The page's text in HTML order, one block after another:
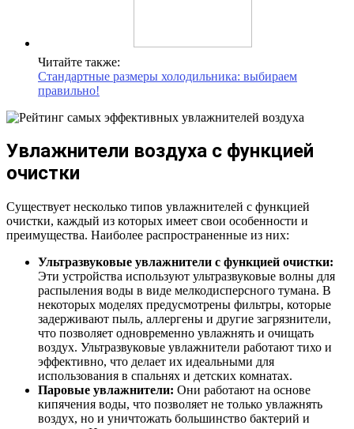
Читайте также:
Стандартные размеры холодильника: выбираем
правильно!
Увлажнители воздуха с функцией
очистки
Существует несколько типов увлажнителей с функцией
очистки, каждый из которых имеет свои особенности и
преимущества. Наиболее распространенные из них:
Ультразвуковые увлажнители с функцией очистки:
Эти устройства используют ультразвуковые волны для
распыления воды в виде мелкодисперсного тумана. В
некоторых моделях предусмотрены фильтры, которые
задерживают пыль, аллергены и другие загрязнители,
что позволяет одновременно увлажнять и очищать
воздух. Ультразвуковые увлажнители работают тихо и
эффективно, что делает их идеальными для
использования в спальнях и детских комнатах.
Паровые увлажнители: Они работают на основе
кипячения воды, что позволяет не только увлажнять
воздух, но и уничтожать большинство бактерий и